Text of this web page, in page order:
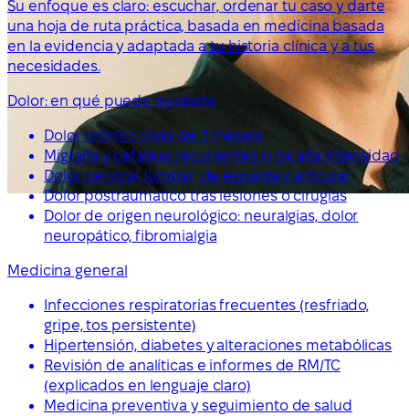
Su enfoque es claro: escuchar, ordenar tu caso y darte
una hoja de ruta práctica, basada en medicina basada
en la evidencia y adaptada a tu historia clínica y a tus
necesidades.
Dolor: en qué puede ayudarte
Dolor crónico (más de 3 meses)
Migraña y cefaleas recurrentes o de alta intensidad
Dolor cervical, lumbar, de espalda y articular
Dolor postraumático tras lesiones o cirugías
Dolor de origen neurológico: neuralgias, dolor
neuropático, fibromialgia
Medicina general
Infecciones respiratorias frecuentes (resfriado,
gripe, tos persistente)
Hipertensión, diabetes y alteraciones metabólicas
Revisión de analíticas e informes de RM/TC
(explicados en lenguaje claro)
Medicina preventiva y seguimiento de salud